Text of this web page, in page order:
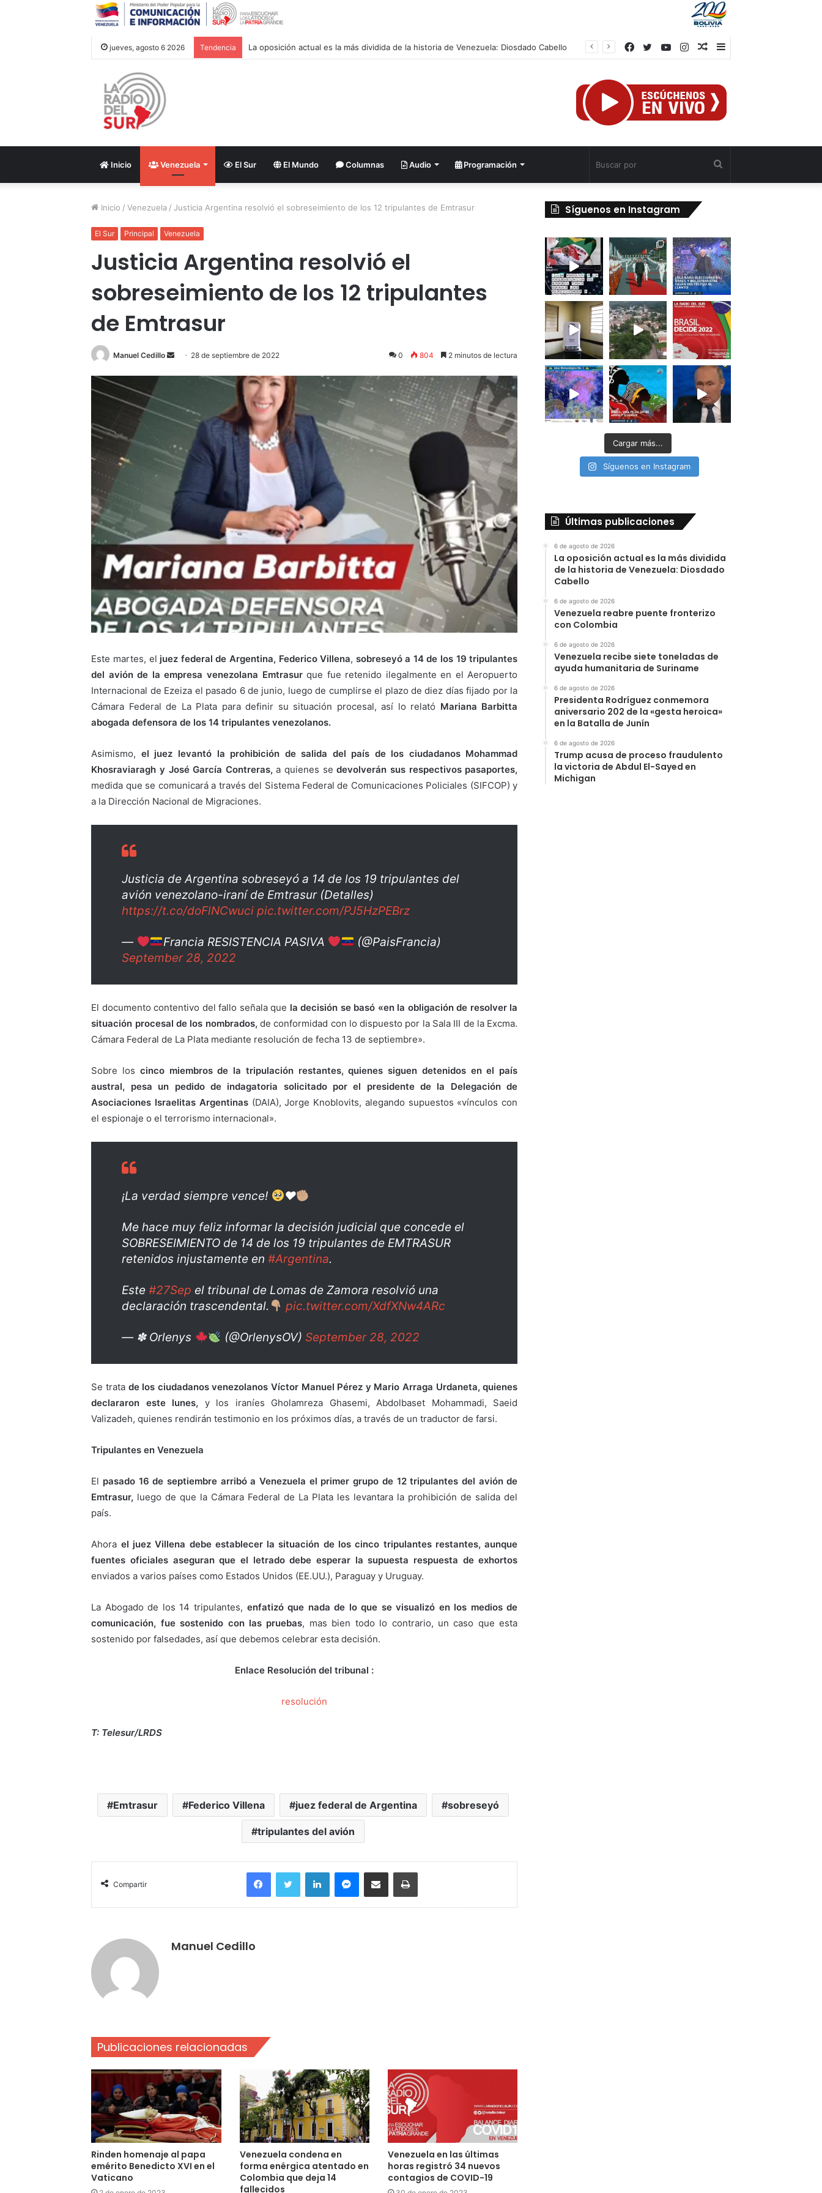
jueves, agosto 6 2026 Tendencia ‎La oposición actual es la más dividida de la historia de Venezuela: Diosdado Cabello
Barra
Publicación
azar
Instagram
YouTube
Twitter
Facebook
Inicio Venezuela El Sur El Mundo Columnas Audio Programación
Inicio / Venezuela / Justicia Argentina resolvió el sobreseimiento de los 12 tripulantes de Emtrasur
El Sur Principal Venezuela
Justicia Argentina resolvió el
sobreseimiento de los 12 tripulantes
de Emtrasur
Manuel Cedillo
Send28 de septiembre de 2022 0 804 2 minutos de lectura
Este martes, el juez federal de Argentina, Federico Villena, sobreseyó a 14 de los 19 tripulantes
del avión de la empresa venezolana Emtrasurque fue retenido ilegalmente en el Aeropuerto
Internacional de Ezeiza el pasado 6 de junio, luego de cumplirse el plazo de diez días fijado por la
Cámara Federal de La Plata para definir su situación procesal, así lo relató Mariana Barbitta
abogada defensora de los 14 tripulantes venezolanos.
Asimismo, el juez levantó la prohibición de salida del país de los ciudadanos Mohammad
Khosraviaragh y José García Contreras, a quienes sedevolverán sus respectivos pasaportes,
medida que se comunicará a través del Sistema Federal de Comunicaciones Policiales (SIFCOP) y
a la Dirección Nacional de Migraciones.
Justicia de Argentina sobreseyó a 14 de los 19 tripulantes del
avión venezolano-iraní de Emtrasur (Detalles)
https://t.co/doFlNCwuci pic.twitter.com/PJ5HzPEBrz
— Francia RESISTENCIA PASIVA
(@PaisFrancia)
September 28, 2022
El documento contentivo del fallo señala que la decisión se basó «en la obligación de resolver la
situación procesal de los nombrados, de conformidad con lo dispuesto por la Sala III de la Excma.
Cámara Federal de La Plata mediante resolución de fecha 13 de septiembre».
Sobre los cinco miembros de la tripulación restantes, quienes siguen detenidos en el país
austral, pesa un pedido de indagatoria solicitado por el presidente de la Delegación de
Asociaciones Israelitas Argentinas(DAIA), Jorge Knoblovits, alegando supuestos «vínculos con
el espionaje o el terrorismo internacional».
¡La verdad siempre vence! ♥️
Me hace muy feliz informar la decisión judicial que concede el
SOBRESEIMIENTO de 14 de los 19 tripulantes de EMTRASUR
retenidos injustamente en#Argentina.
Este#27Sep el tribunal de Lomas de Zamora resolvió una
declaración trascendental.
pic.twitter.com/XdfXNw4ARc
— ✽ Orlenys (@OrlenysOV) September 28, 2022
Se trata de los ciudadanos venezolanos Víctor Manuel Pérez y Mario Arraga Urdaneta, quienes
declararon este lunes, y los iraníes Gholamreza Ghasemi, Abdolbaset Mohammadi, Saeid
Valizadeh, quienes rendirán testimonio en los próximos días, a través de un traductor de farsi.
Tripulantes en Venezuela
El pasado 16 de septiembre arribó a Venezuela el primer grupo de 12 tripulantes del avión de
Emtrasur, luego de que la Cámara Federal de La Plata les levantara la prohibición de salida del
país.
Ahora el juez Villena debe establecer la situación de los cinco tripulantes restantes, aunque
fuentes oficiales aseguran que el letrado debe esperar la supuesta respuesta de exhortos
enviados a varios países como Estados Unidos (EE.UU.), Paraguay y Uruguay.
La Abogado de los 14 tripulantes, enfatizó que nada de lo que se visualizó en los medios de
comunicación, fue sostenido con las pruebas, mas bien todo lo contrario, un caso que esta
sostenido por falsedades, así que debemos celebrar esta decisión.
Enlace Resolución del tribunal :
resolución
T: Telesur/LRDS
Emtrasur Federico Villena juez federal de Argentina sobreseyó
tripulantes del avión
Compartir
FacebookTwitter LinkedInMessengerCompartir por correo electrónicoImprimir
Manuel Cedillo
Publicaciones relacionadas
Rinden homenaje al papa
emérito Benedicto XVI en el
Vaticano
Venezuela condena en
forma enérgica atentado en
Colombia que deja 14
fallecidos
Venezuela en las últimas
horas registró 34 nuevos
contagios de COVID-19
Síguenos en Instagram
Cargar más...
Síguenos en Instagram
Últimas publicaciones
6 de agosto de 2026
‎La oposición actual es la más dividida
de la historia de Venezuela: Diosdado
Cabello
6 de agosto de 2026
Venezuela reabre puente fronterizo
con Colombia
6 de agosto de 2026
Venezuela recibe siete toneladas de
ayuda humanitaria de Suriname
6 de agosto de 2026
Presidenta Rodríguez conmemora
aniversario 202 de la «gesta heroica»
en la Batalla de Junín
6 de agosto de 2026
Trump acusa de proceso fraudulento
la victoria de Abdul El-Sayed en
Michigan